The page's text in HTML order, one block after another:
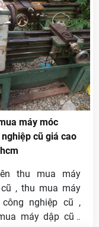
máy móc
cũ giá cao
thu mua máy
, thu mua máy
công nghiệp cũ ,
máy dập cũ ,